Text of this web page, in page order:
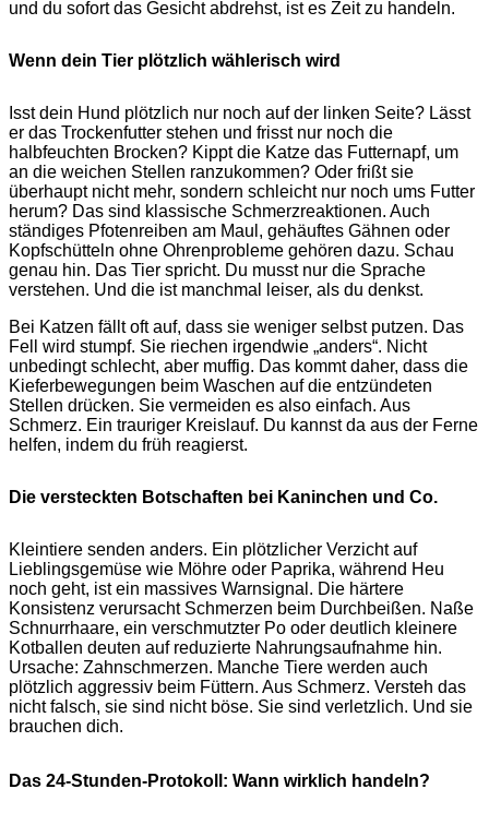
und du sofort das Gesicht abdrehst, ist es Zeit zu handeln.
Wenn dein Tier plötzlich wählerisch wird
Isst dein Hund plötzlich nur noch auf der linken Seite? Lässt
er das Trockenfutter stehen und frisst nur noch die
halbfeuchten Brocken? Kippt die Katze das Futternapf, um
an die weichen Stellen ranzukommen? Oder frißt sie
überhaupt nicht mehr, sondern schleicht nur noch ums Futter
herum? Das sind klassische Schmerzreaktionen. Auch
ständiges Pfotenreiben am Maul, gehäuftes Gähnen oder
Kopfschütteln ohne Ohrenprobleme gehören dazu. Schau
genau hin. Das Tier spricht. Du musst nur die Sprache
verstehen. Und die ist manchmal leiser, als du denkst.
Bei Katzen fällt oft auf, dass sie weniger selbst putzen. Das
Fell wird stumpf. Sie riechen irgendwie „anders“. Nicht
unbedingt schlecht, aber muffig. Das kommt daher, dass die
Kieferbewegungen beim Waschen auf die entzündeten
Stellen drücken. Sie vermeiden es also einfach. Aus
Schmerz. Ein trauriger Kreislauf. Du kannst da aus der Ferne
helfen, indem du früh reagierst.
Die versteckten Botschaften bei Kaninchen und Co.
Kleintiere senden anders. Ein plötzlicher Verzicht auf
Lieblingsgemüse wie Möhre oder Paprika, während Heu
noch geht, ist ein massives Warnsignal. Die härtere
Konsistenz verursacht Schmerzen beim Durchbeißen. Naße
Schnurrhaare, ein verschmutzter Po oder deutlich kleinere
Kotballen deuten auf reduzierte Nahrungsaufnahme hin.
Ursache: Zahnschmerzen. Manche Tiere werden auch
plötzlich aggressiv beim Füttern. Aus Schmerz. Versteh das
nicht falsch, sie sind nicht böse. Sie sind verletzlich. Und sie
brauchen dich.
Das 24-Stunden-Protokoll: Wann wirklich handeln?